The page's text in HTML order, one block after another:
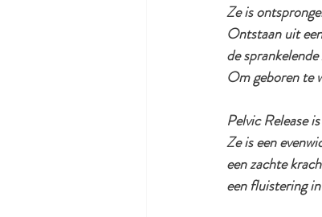
Ze is
Ontstaan uit
de
Om geboren te
Pelvic Release
Ze is een
een zachte
een fluistering